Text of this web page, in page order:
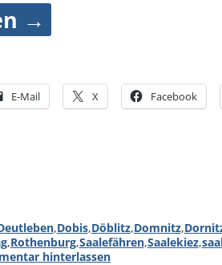
→
E-Mail X Facebook
,Dobis,Döblitz,Domnitz,
,Rothenburg,Saalefähren,Saalekiez,
hinterlassen